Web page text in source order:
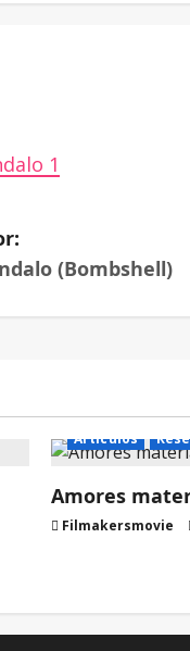
(Bombshell)
Artículos
Amores
Filmakersmovie